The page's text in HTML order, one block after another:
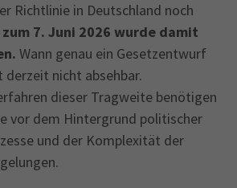
Richtlinie in Deutschland noch
7. Juni 2026 wurde damit
Wann genau ein Gesetzentwurf
nicht absehbar.
dieser Tragweite benötigen
vor dem Hintergrund politischer
und der Komplexität der